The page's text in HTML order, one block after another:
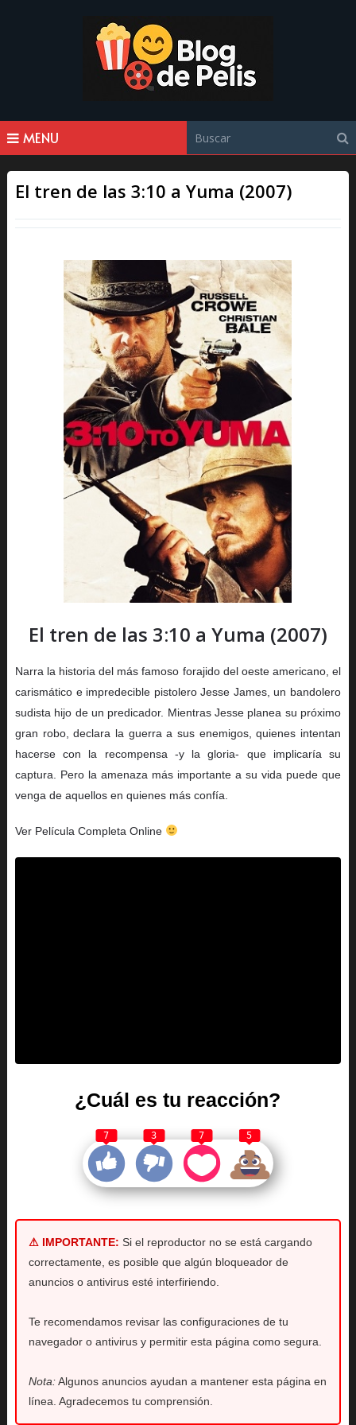
MENU
El tren de las 3:10 a Yuma (2007)
El tren de las 3:10 a Yuma (2007)
Narra la historia del más famoso forajido del oeste americano, el
carismático e impredecible pistolero Jesse James, un bandolero
sudista hijo de un predicador. Mientras Jesse planea su próximo
gran robo, declara la guerra a sus enemigos, quienes intentan
hacerse con la recompensa -y la gloria- que implicaría su
captura. Pero la amenaza más importante a su vida puede que
venga de aquellos en quienes más confía.
Ver Película Completa Online
¿Cuál es tu reacción?
7 3 7 5
⚠ IMPORTANTE: Si el reproductor no se está cargando
correctamente, es posible que algún bloqueador de
anuncios o antivirus esté interfiriendo.
Te recomendamos revisar las configuraciones de tu
navegador o antivirus y permitir esta página como segura.
Nota:Algunos anuncios ayudan a mantener esta página en
línea. Agradecemos tu comprensión.